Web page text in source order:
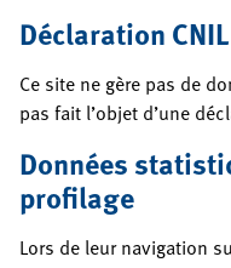
Déclaration CNIL
Ce site ne gère pas de
pas fait l’objet d’une
Données
profilage
Lors de leur navigation